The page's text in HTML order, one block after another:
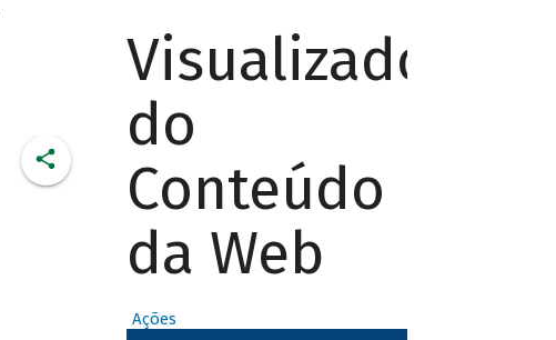
Visualizador
do
Conteúdo
da Web
Ações